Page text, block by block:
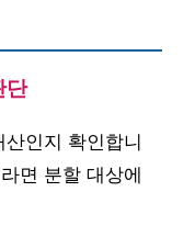
단
인지 확인합니
면 분할 대상에